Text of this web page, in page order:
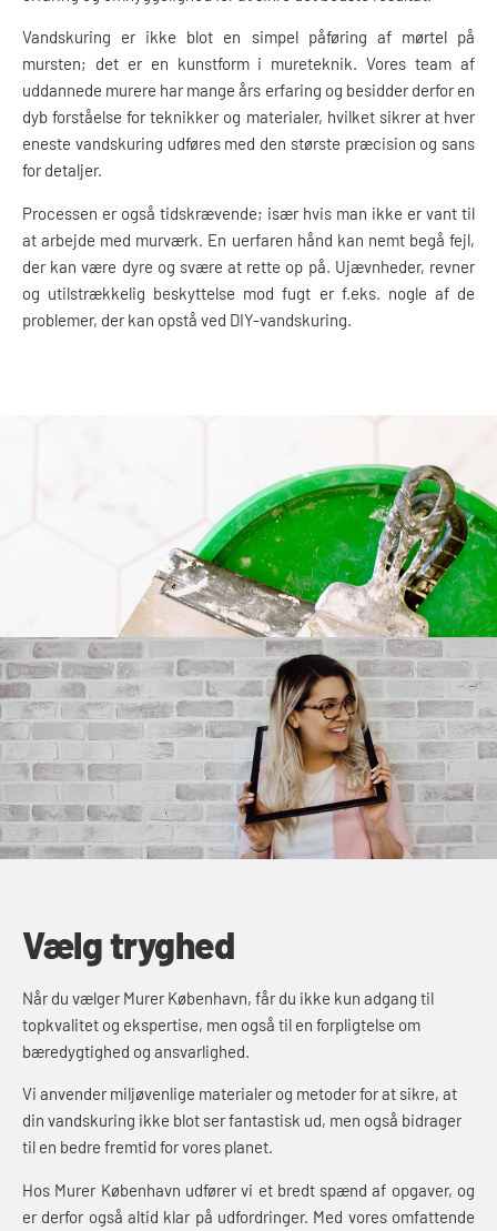
Vandskuring er ikke blot en simpel påføring af mørtel på
mursten; det er en kunstform i mureteknik. Vores team af
uddannede murere har mange års erfaring og besidder derfor en
dyb forståelse for teknikker og materialer, hvilket sikrer at hver
eneste vandskuring udføres med den største præcision og sans
for detaljer.
Processen er også tidskrævende; især hvis man ikke er vant til
at arbejde med murværk. En uerfaren hånd kan nemt begå fejl,
der kan være dyre og svære at rette op på. Ujævnheder, revner
og utilstrækkelig beskyttelse mod fugt er f.eks. nogle af de
problemer, der kan opstå ved DIY-vandskuring.
Vælg tryghed
Når du vælger Murer København, får du ikke kun adgang til
topkvalitet og ekspertise, men også til en forpligtelse om
bæredygtighed og ansvarlighed.
Vi anvender miljøvenlige materialer og metoder for at sikre, at
din vandskuring ikke blot ser fantastisk ud, men også bidrager
til en bedre fremtid for vores planet.
Hos Murer København udfører vi et bredt spænd af opgaver, og
er derfor også altid klar på udfordringer. Med vores omfattende